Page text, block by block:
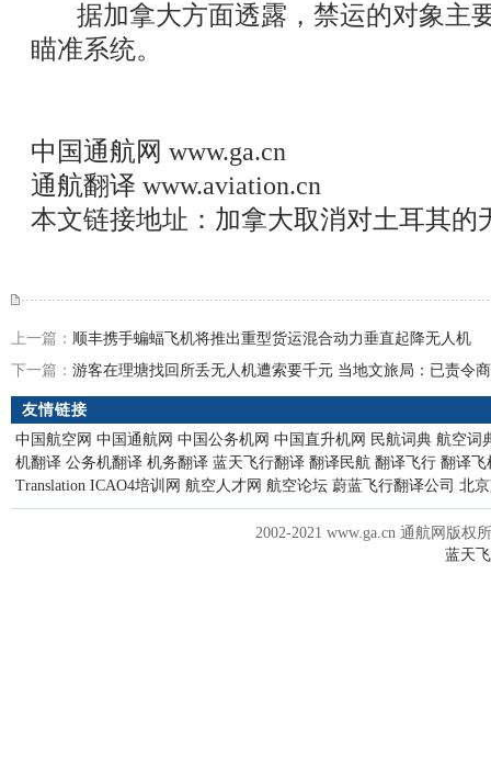
据加拿大方面透露，禁运的对象主
瞄准系统。
中国通航网 www.ga.cn
通航翻译 www.aviation.cn
本文链接地址： 加拿大取消对土耳其的
上一篇： 顺丰携手蝙蝠飞机将推出重型货运混合动力垂直起降无人机
下一篇： 游客在理塘找回所丢无人机遭索要千元 当地文旅局：已责令
友情链接
中国航空网 中国通航网 中国公务机网 中国直升机网 民航词典 航空词
机翻译 公务机翻译 机务翻译 蓝天飞行翻译 翻译民航 翻译飞行 翻译飞
Translation ICAO4培训网 航空人才网 航空论坛 蔚蓝飞行翻译公司 北
2002-2021 www.ga.cn 通航网版权
蓝天